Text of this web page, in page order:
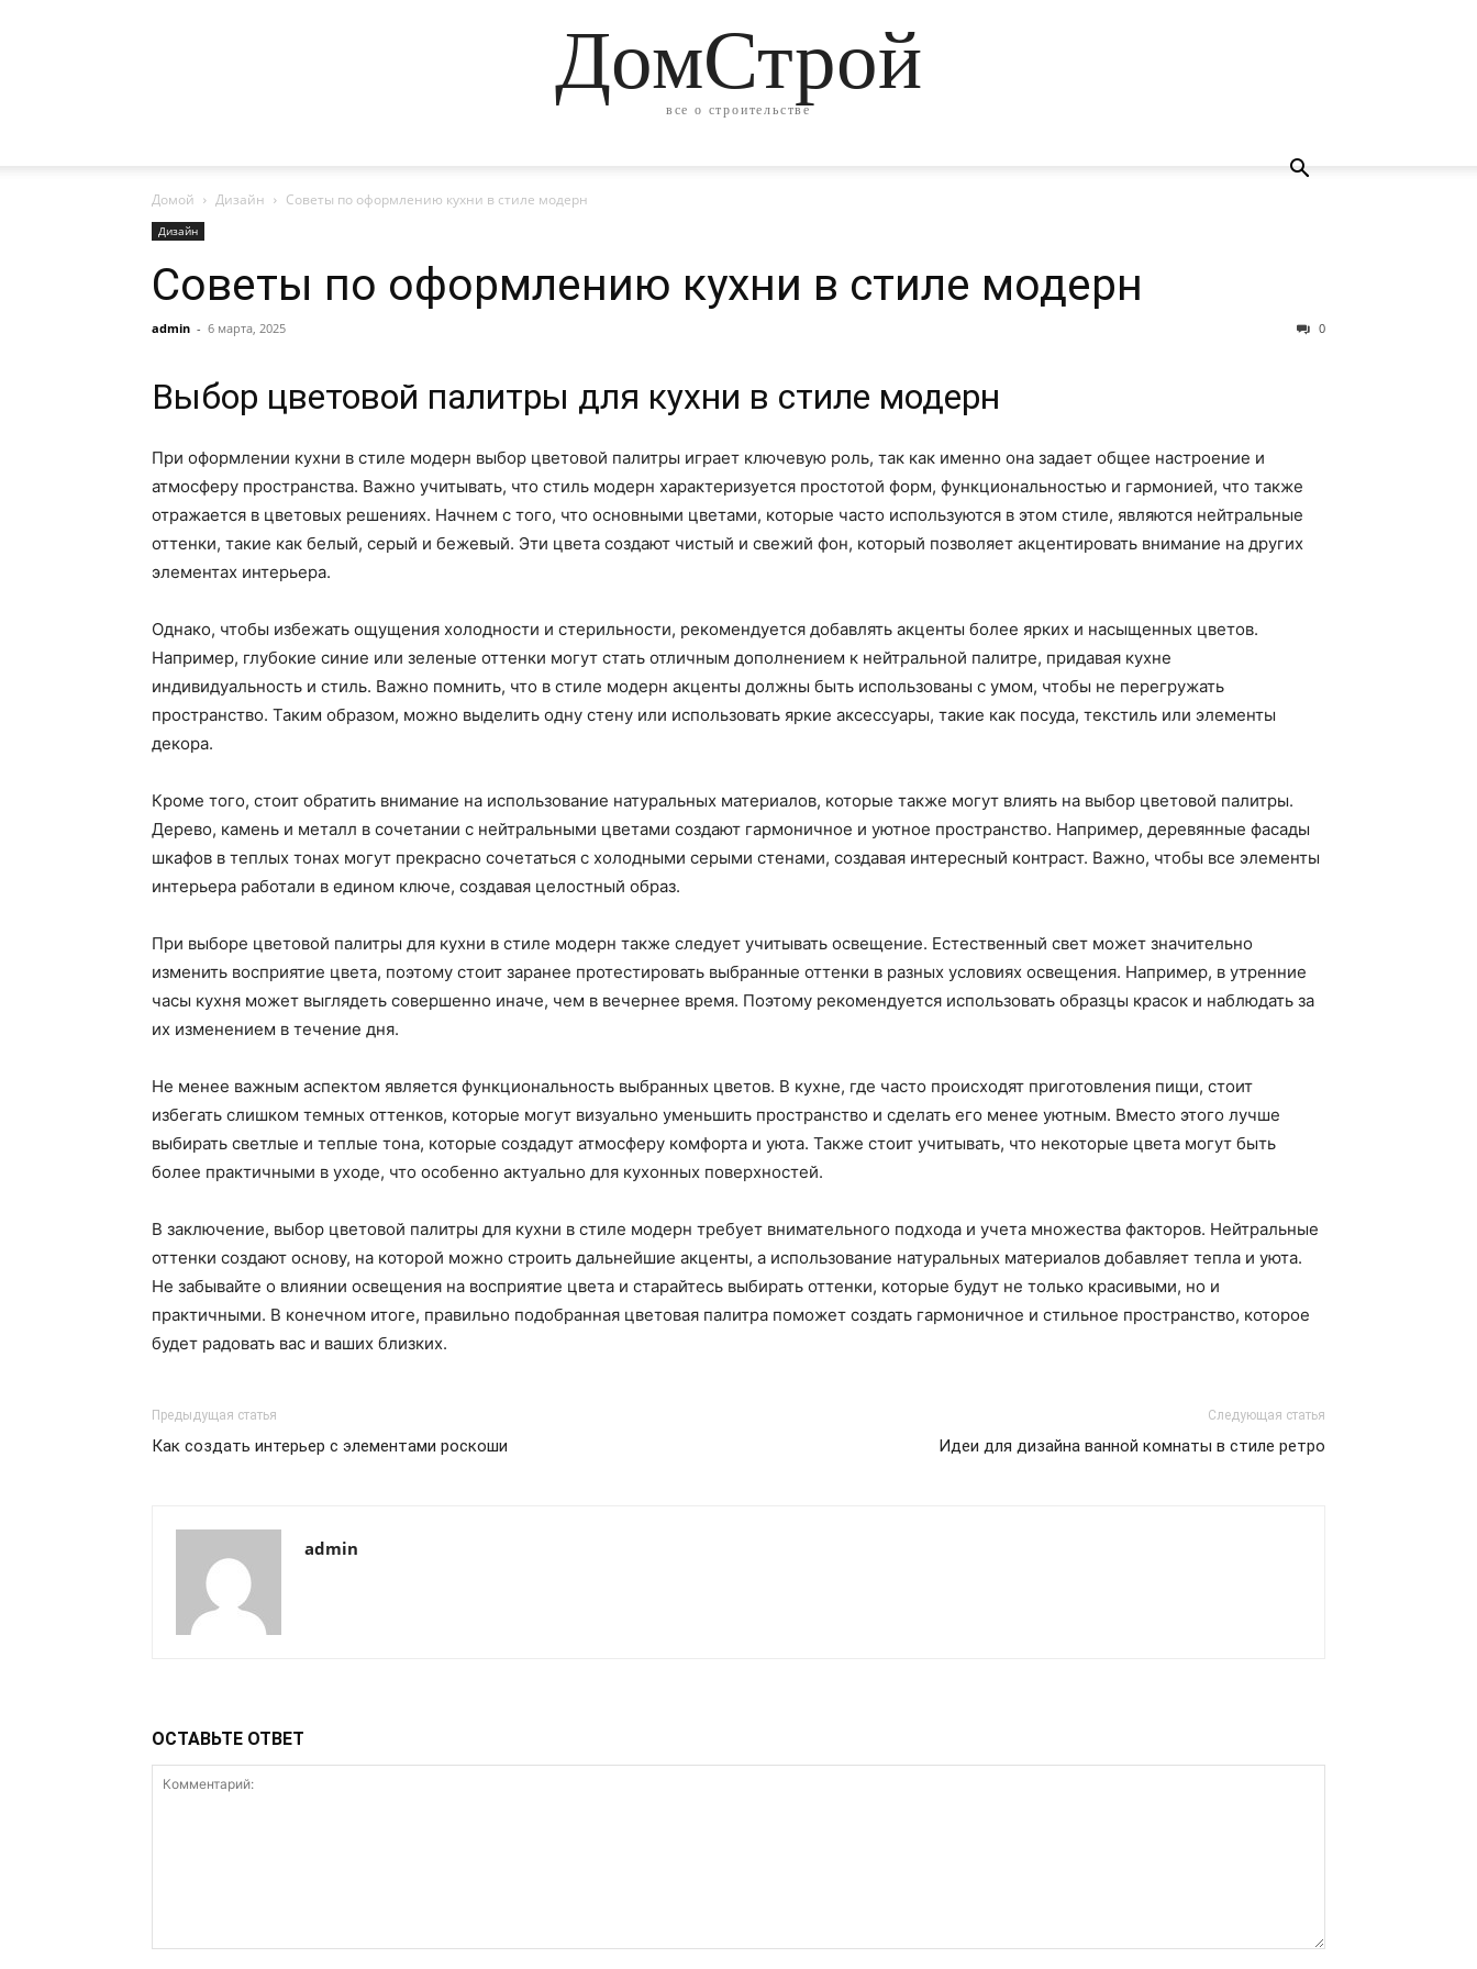
ДомСтрой
все о строительстве
Домой Дизайн Советы по оформлению кухни в стиле модерн
Дизайн
Советы по оформлению кухни в стиле модерн
admin - 6 марта, 2025 0
Выбор цветовой палитры для кухни в стиле модерн
При оформлении кухни в стиле модерн выбор цветовой палитры играет ключевую роль, так как именно она задает общее настроение и
атмосферу пространства. Важно учитывать, что стиль модерн характеризуется простотой форм, функциональностью и гармонией, что также
отражается в цветовых решениях. Начнем с того, что основными цветами, которые часто используются в этом стиле, являются нейтральные
оттенки, такие как белый, серый и бежевый. Эти цвета создают чистый и свежий фон, который позволяет акцентировать внимание на других
элементах интерьера.
Однако, чтобы избежать ощущения холодности и стерильности, рекомендуется добавлять акценты более ярких и насыщенных цветов.
Например, глубокие синие или зеленые оттенки могут стать отличным дополнением к нейтральной палитре, придавая кухне
индивидуальность и стиль. Важно помнить, что в стиле модерн акценты должны быть использованы с умом, чтобы не перегружать
пространство. Таким образом, можно выделить одну стену или использовать яркие аксессуары, такие как посуда, текстиль или элементы
декора.
Кроме того, стоит обратить внимание на использование натуральных материалов, которые также могут влиять на выбор цветовой палитры.
Дерево, камень и металл в сочетании с нейтральными цветами создают гармоничное и уютное пространство. Например, деревянные фасады
шкафов в теплых тонах могут прекрасно сочетаться с холодными серыми стенами, создавая интересный контраст. Важно, чтобы все элементы
интерьера работали в едином ключе, создавая целостный образ.
При выборе цветовой палитры для кухни в стиле модерн также следует учитывать освещение. Естественный свет может значительно
изменить восприятие цвета, поэтому стоит заранее протестировать выбранные оттенки в разных условиях освещения. Например, в утренние
часы кухня может выглядеть совершенно иначе, чем в вечернее время. Поэтому рекомендуется использовать образцы красок и наблюдать за
их изменением в течение дня.
Не менее важным аспектом является функциональность выбранных цветов. В кухне, где часто происходят приготовления пищи, стоит
избегать слишком темных оттенков, которые могут визуально уменьшить пространство и сделать его менее уютным. Вместо этого лучше
выбирать светлые и теплые тона, которые создадут атмосферу комфорта и уюта. Также стоит учитывать, что некоторые цвета могут быть
более практичными в уходе, что особенно актуально для кухонных поверхностей.
В заключение, выбор цветовой палитры для кухни в стиле модерн требует внимательного подхода и учета множества факторов. Нейтральные
оттенки создают основу, на которой можно строить дальнейшие акценты, а использование натуральных материалов добавляет тепла и уюта.
Не забывайте о влиянии освещения на восприятие цвета и старайтесь выбирать оттенки, которые будут не только красивыми, но и
практичными. В конечном итоге, правильно подобранная цветовая палитра поможет создать гармоничное и стильное пространство, которое
будет радовать вас и ваших близких.
Предыдущая статья
Как создать интерьер с элементами роскоши
Следующая статья
Идеи для дизайна ванной комнаты в стиле ретро
admin
ОСТАВЬТЕ ОТВЕТ